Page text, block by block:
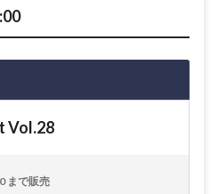
Vol.28
まで販売